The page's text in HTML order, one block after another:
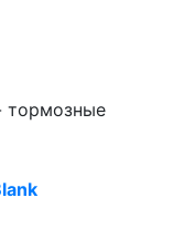
тормозные